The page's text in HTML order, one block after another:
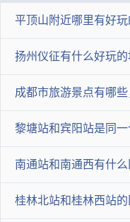
BOSE Centerpoint®
调、大容量设计的行李
2014年的车本身车龄
适的话是可以入手的
平顶山附近哪里有好玩
扬州仪征有什么好玩的
成都市旅游景点有哪
黎塘站和宾阳站是同一
南通站和南通西有什么
桂林北站和桂林西站的